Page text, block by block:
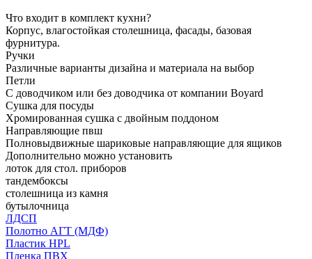
Что входит в комплект кухни?
Корпус, влагостойкая столешница, фасады, базовая
фурнитура.
Ручки
Различные варианты дизайна и материала на выбор
Петли
С доводчиком или без доводчика от компании Boyard
Сушка для посуды
Хромированная сушка с двойным поддоном
Направляющие пвш
Полновыдвижные шариковые направляющие для ящиков
Дополнительно можно установить
лоток для стол. приборов
тандембоксы
столешница из камня
бутылочница
ЛДСП
Полотно АГТ (МДФ)
Пластик HPL
Пленка ПВХ